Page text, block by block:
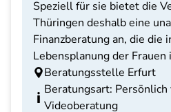
Speziell für sie bietet die
Thüringen deshalb eine
Finanzberatung an, die die
Lebensplanung der
Beratungsstelle Erfurt
Beratungsart: Persönlich
Videoberatung